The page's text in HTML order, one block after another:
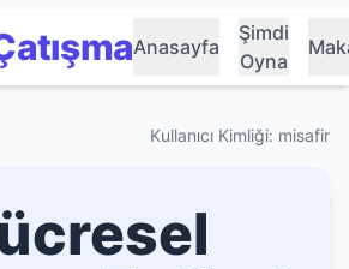
Anasayfa
Şimdi
Oyna
Kullanıcı Kimliği: misafir